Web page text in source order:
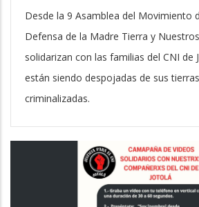
Desde la 9 Asamblea del Movimiento
Defensa de la Madre Tierra y
solidarizan con las familias del CNI de
están siendo despojadas de sus
criminalizadas.